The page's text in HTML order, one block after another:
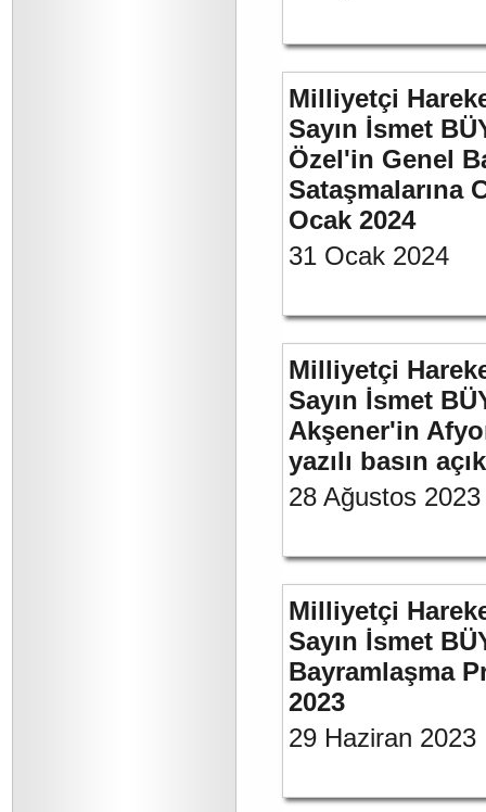
Milliyetçi
Sayın İsmet
Özel'in Genel
Sataşmalarına
Ocak 2024
31 Ocak 2024
Milliyetçi
Sayın İsmet
Akşener'in
yazılı basın
28 Ağustos 2023
Milliyetçi
Sayın İsmet
Bayramlaşma
2023
29 Haziran 2023